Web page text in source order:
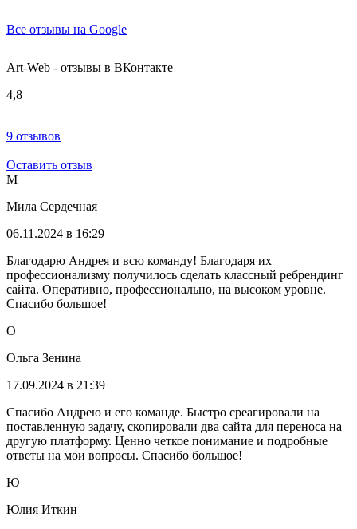
Все отзывы на Google
Art-Web - отзывы в ВКонтакте
4,8
9 отзывов
Оставить отзыв
М
Мила Сердечная
06.11.2024 в 16:29
Благодарю Андрея и всю команду! Благодаря их
профессионализму получилось сделать классный ребрендинг
сайта. Оперативно, профессионально, на высоком уровне.
Спасибо большое!
О
Ольга Зенина
17.09.2024 в 21:39
Спасибо Андрею и его команде. Быстро среагировали на
поставленную задачу, скопировали два сайта для переноса на
другую платформу. Ценно четкое понимание и подробные
ответы на мои вопросы. Спасибо большое!
Ю
Юлия Иткин